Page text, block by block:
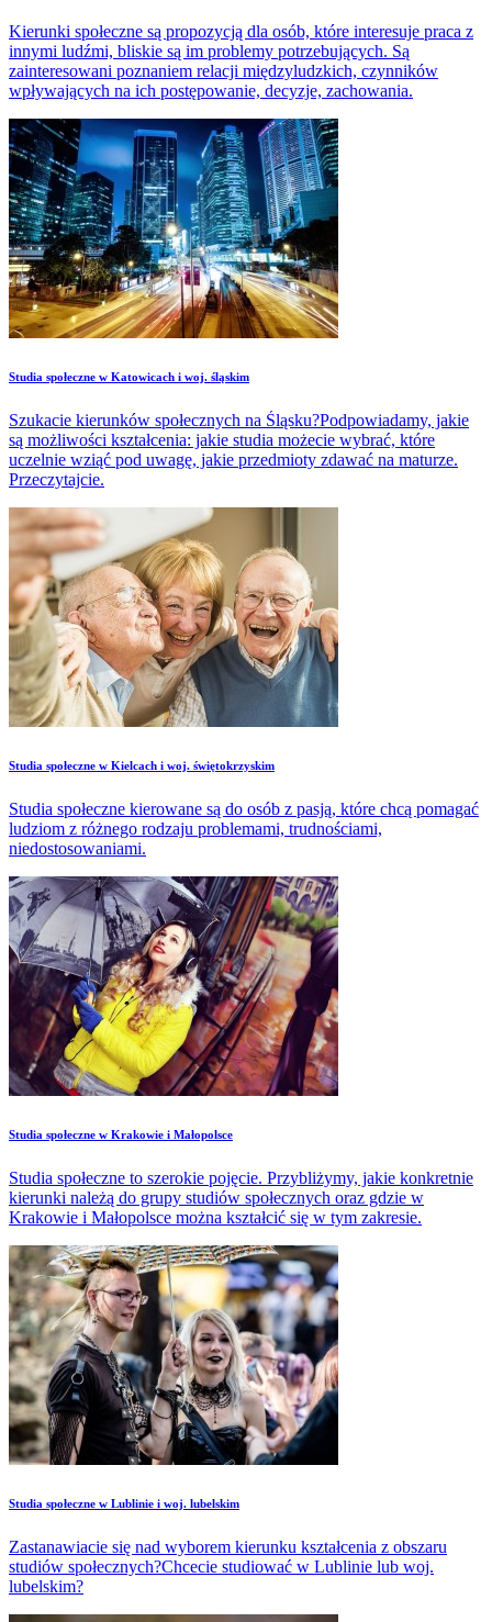
Kierunki społeczne są propozycją dla osób, które interesuje praca z
innymi ludźmi, bliskie są im problemy potrzebujących. Są
zainteresowani poznaniem relacji międzyludzkich, czynników
wpływających na ich postępowanie, decyzje, zachowania.
Studia społeczne w Katowicach i woj. śląskim
Szukacie kierunków społecznych na Śląsku?Podpowiadamy, jakie
są możliwości kształcenia: jakie studia możecie wybrać, które
uczelnie wziąć pod uwagę, jakie przedmioty zdawać na maturze.
Przeczytajcie.
Studia społeczne w Kielcach i woj. świętokrzyskim
Studia społeczne kierowane są do osób z pasją, które chcą pomagać
ludziom z różnego rodzaju problemami, trudnościami,
niedostosowaniami.
Studia społeczne w Krakowie i Małopolsce
Studia społeczne to szerokie pojęcie. Przybliżymy, jakie konkretnie
kierunki należą do grupy studiów społecznych oraz gdzie w
Krakowie i Małopolsce można kształcić się w tym zakresie.
Studia społeczne w Lublinie i woj. lubelskim
Zastanawiacie się nad wyborem kierunku kształcenia z obszaru
studiów społecznych?Chcecie studiować w Lublinie lub woj.
lubelskim?